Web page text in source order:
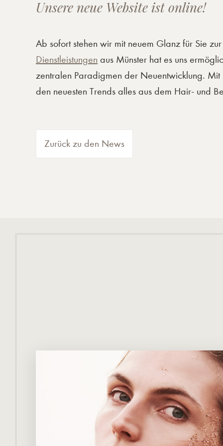
Unsere neue Website ist online!
Ab sofort stehen wir mit neuem Glanz für Sie
Dienstleistungen aus Münster hat es uns
zentralen Paradigmen der Neuentwicklung.
den neuesten Trends alles aus dem Hair- und
Zurück zu den News
JULI 2018